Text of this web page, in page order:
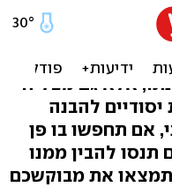
לא רק
אלא גם מצליח
להבנה
אם תחפשו בו פן
תנסו להבין ממנו
תמצאו את מבוקשכם